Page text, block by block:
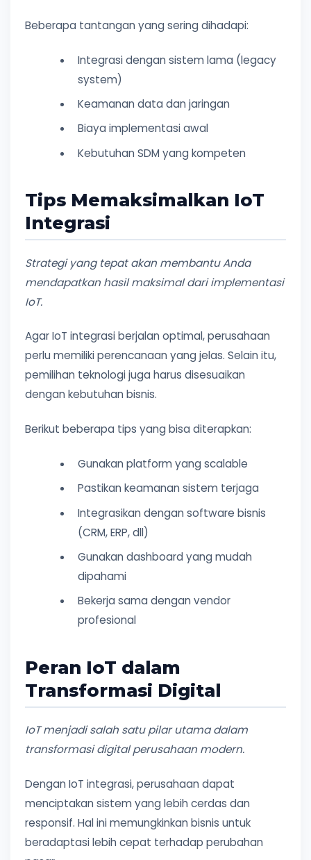
Beberapa tantangan yang sering dihadapi:
Integrasi dengan sistem lama (legacy
system)
Keamanan data dan jaringan
Biaya implementasi awal
Kebutuhan SDM yang kompeten
Tips Memaksimalkan IoT
Integrasi
Strategi yang tepat akan membantu Anda
mendapatkan hasil maksimal dari implementasi
IoT.
Agar IoT integrasi berjalan optimal, perusahaan
perlu memiliki perencanaan yang jelas. Selain itu,
pemilihan teknologi juga harus disesuaikan
dengan kebutuhan bisnis.
Berikut beberapa tips yang bisa diterapkan:
Gunakan platform yang scalable
Pastikan keamanan sistem terjaga
Integrasikan dengan software bisnis
(CRM, ERP, dll)
Gunakan dashboard yang mudah
dipahami
Bekerja sama dengan vendor
profesional
Peran IoT dalam
Transformasi Digital
IoT menjadi salah satu pilar utama dalam
transformasi digital perusahaan modern.
Dengan IoT integrasi, perusahaan dapat
menciptakan sistem yang lebih cerdas dan
responsif. Hal ini memungkinkan bisnis untuk
beradaptasi lebih cepat terhadap perubahan